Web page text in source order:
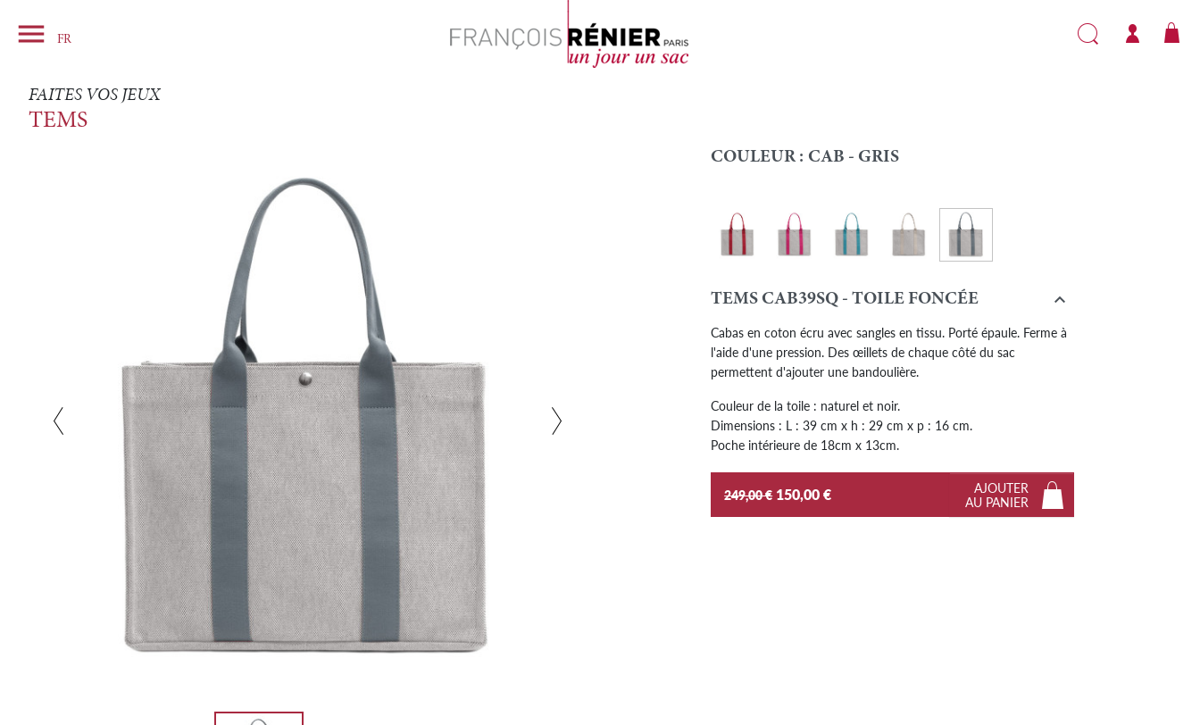
 FR Rechercher
FAITES VOS JEUX
TEMS
COULEUR : CAB - GRIS
Couleur
Cab - RougeCab - FuchsiaCab - TurquoiseCab - EcruCab - Gris
TEMS CAB39SQ - TOILE FONCÉE 
Cabas en coton écru avec sangles en tissu. Porté épaule. Ferme à
l'aide d'une pression. Des œillets de chaque côté du sac
permettent d'ajouter une bandoulière.
Couleur de la toile : naturel et noir.
Dimensions : L : 39 cm x h : 29 cm x p : 16 cm.
Poche intérieure de 18cm x 13cm.
249,00 € 150,00 €
AJOUTER
AU PANIER